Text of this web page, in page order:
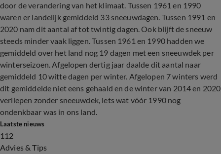
door de verandering van het klimaat. Tussen 1961 en 1990
waren er landelijk gemiddeld 33 sneeuwdagen. Tussen 1991 en
2020 nam dit aantal af tot twintig dagen. Ook blijft de sneeuw
steeds minder vaak liggen. Tussen 1961 en 1990 hadden we
gemiddeld over het land nog 19 dagen met een sneeuwdek per
winterseizoen. Afgelopen dertig jaar daalde dit aantal naar
gemiddeld 10 witte dagen per winter. Afgelopen 7 winters werd
dit gemiddelde niet eens gehaald en de winter van 2014 en 2020
verliepen zonder sneeuwdek, iets wat vóór 1990 nog
ondenkbaar was in ons land.
Laatste nieuws
112
Advies & Tips